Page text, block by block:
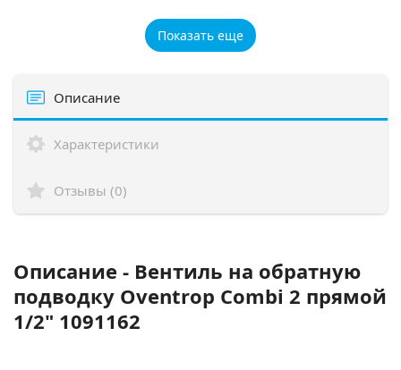
Показать еще
Описание
Характеристики
Отзывы (0)
Описание - Вентиль на обратную
подводку Oventrop Combi 2 прямой
1/2" 1091162